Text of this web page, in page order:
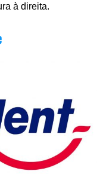
à direita.